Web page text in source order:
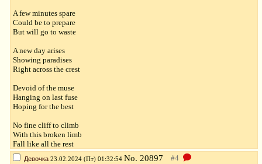
A few minutes spare
Could be to prepare
But will go to waste
A new day arises
Showing paradises
Right across the crest
Devoid of the muse
Hanging on last fuse
Hoping for the best
No fine cliff to climb
With this broken limb
Fall like all the rest
Девочка 23.02.2024 (Пт) 01:32:54 No. 20897